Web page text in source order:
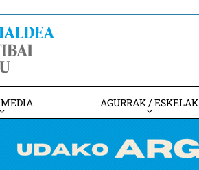
AGURRAK / ESKELAK